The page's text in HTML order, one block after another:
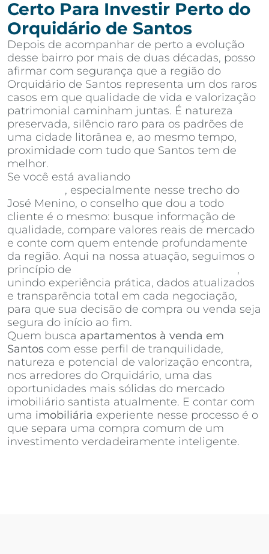
Certo Para Investir Perto do
Orquidário de Santos
Depois de acompanhar de perto a evolução
desse bairro por mais de duas décadas, posso
afirmar com segurança que a região do
Orquidário de Santos representa um dos raros
casos em que qualidade de vida e valorização
patrimonial caminham juntas. É natureza
preservada, silêncio raro para os padrões de
uma cidade litorânea e, ao mesmo tempo,
proximidade com tudo que Santos tem de
melhor.
Se você está avaliando
, especialmente nesse trecho do
José Menino, o conselho que dou a todo
cliente é o mesmo: busque informação de
qualidade, compare valores reais de mercado
e conte com quem entende profundamente
da região. Aqui na nossa atuação, seguimos o
princípio de
,
unindo experiência prática, dados atualizados
e transparência total em cada negociação,
para que sua decisão de compra ou venda seja
segura do início ao fim.
Quem busca apartamentos à venda em
Santos com esse perfil de tranquilidade,
natureza e potencial de valorização encontra,
nos arredores do Orquidário, uma das
oportunidades mais sólidas do mercado
imobiliário santista atualmente. E contar com
uma imobiliária experiente nesse processo é o
que separa uma compra comum de um
investimento verdadeiramente inteligente.